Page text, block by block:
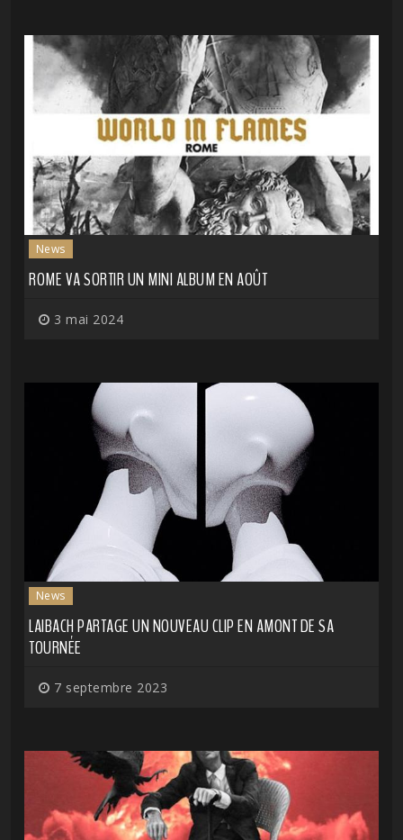
News
ROME VA SORTIR UN MINI ALBUM EN AOÛT
3 mai 2024
News
LAIBACH PARTAGE UN NOUVEAU CLIP EN AMONT DE SA
TOURNÉE
7 septembre 2023